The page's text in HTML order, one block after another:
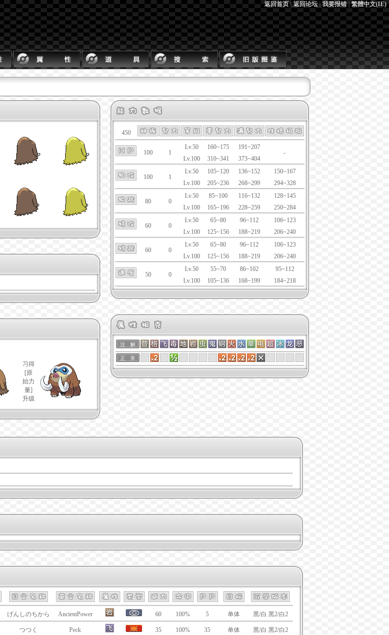
返回首页|返回论坛|我要报错|繁體中文(IE)
习得
[原
始力
量]
升级
450
100 1
Lv.50
Lv.100
160~175
310~341
191~207
373~404
-
100 1
Lv.50
Lv.100
105~120
205~236
136~152
268~299
150~167
294~328
80 0
Lv.50
Lv.100
85~100
165~196
116~132
228~259
128~145
250~284
60 0
Lv.50
Lv.100
65~80
125~156
96~112
188~219
106~123
206~240
60 0
Lv.50
Lv.100
65~80
125~156
96~112
188~219
106~123
206~240
50 0
Lv.50
Lv.100
55~70
105~136
86~102
168~199
95~112
184~218
注 解
正 常
げんしのちから AncientPower 60 100% 5 单体 黑/白 黑2/白2
つつく Peck 35 100% 35 单体 黑/白 黑2/白2